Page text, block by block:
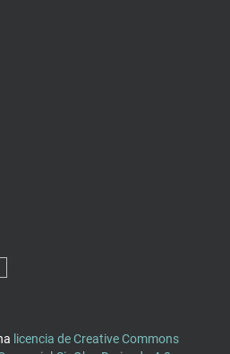
licencia de Creative Commons